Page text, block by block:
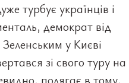
турбує українців і
демократ від
у Києві
зі свого туру на
полягає в тому,